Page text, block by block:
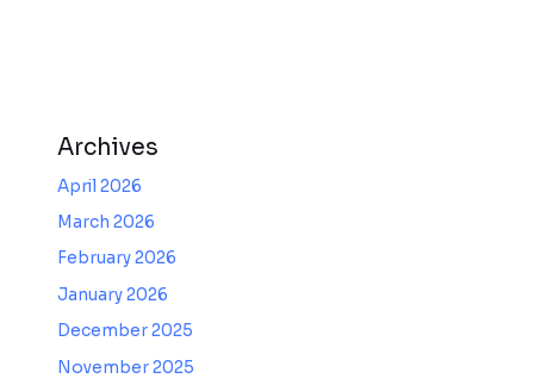
Archives
April 2026
March 2026
February 2026
January 2026
December 2025
November 2025